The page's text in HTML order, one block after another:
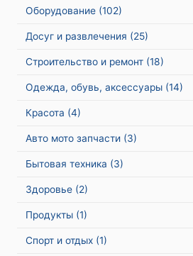
Оборудование (102)
Досуг и развлечения (25)
Строительство и ремонт (18)
Одежда, обувь, аксессуары (14)
Красота (4)
Авто мото запчасти (3)
Бытовая техника (3)
Здоровье (2)
Продукты (1)
Спорт и отдых (1)